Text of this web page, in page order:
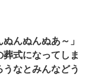
んぬんぬあ～」
式になってしま
なとみんなどう